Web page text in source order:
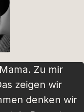
Zu mir
zeigen wir
denken wir